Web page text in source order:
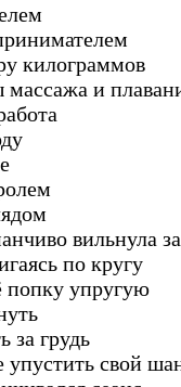
килограммов
массажа и
вильнула
по кругу
попку упругую
за грудь
упустить свой